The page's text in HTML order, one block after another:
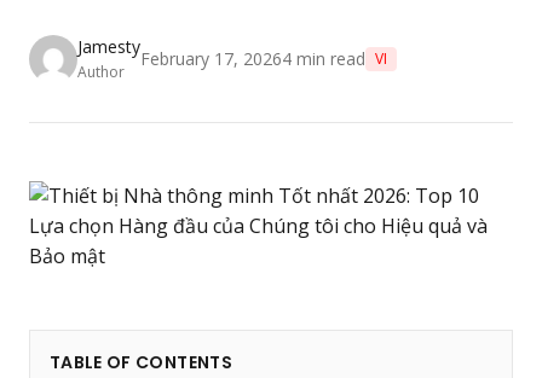
Jamesty
Author
February 17, 20264 min read VI
TABLE OF CONTENTS